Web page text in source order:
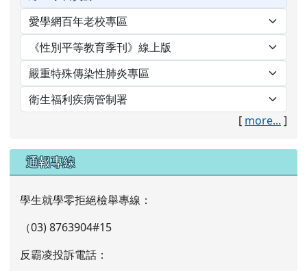
[ more... ]
通報專線
學生就學零拒絕檢舉專線：
（03) 8763904#15
反霸凌投訴電話：